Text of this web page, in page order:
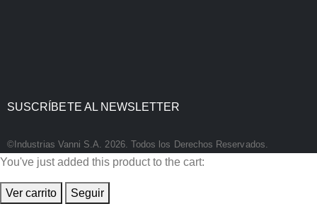
SUSCRÍBETE AL NEWSLETTER
©Industrias Vanni S.A. 2026. Todos los Derechos Reservados.
You've just added this product to the cart:
Ver carrito Seguir